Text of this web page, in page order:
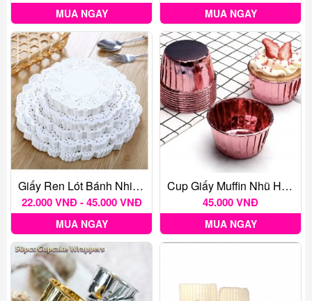
MUA NGAY MUA NGAY
Giấy Ren Lót Bánh Nhiều Kích Thước - 140 Tờ
22.000 VNĐ - 45.000 VNĐ
MUA NGAY
Cup Giấy Muffin Nhũ Hồng Tím (50c)
45.000 VNĐ
MUA NGAY